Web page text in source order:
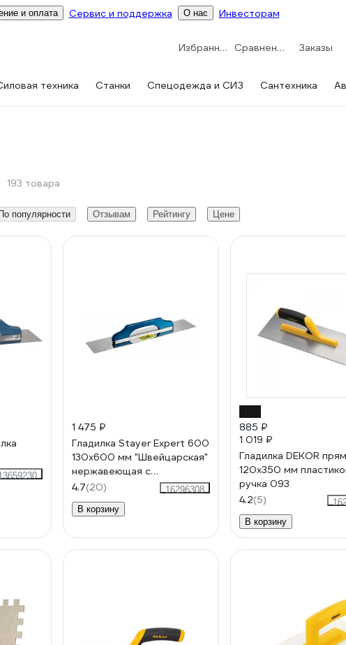
и оплата Сервис и поддержка О нас Инвесторам
Избранное Сравнение Заказы
техника Станки Спецодежда и СИЗ Сантехника
193 товара
По популярности Отзывам Рейтингу Цене
1 475 ₽
Гладилка Stayer Expert 600
130х600 мм "Швейцарская"
нержавеющая с
деревянной ручкой 08034
4.7(20)
16296308
В корзину
885 ₽
1 019 ₽
Гладилка DEKOR
120х350 мм
ручка 093
4.2(5)
В корзину